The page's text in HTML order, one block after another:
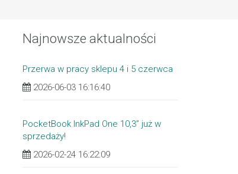
Najnowsze aktualności
Przerwa w pracy sklepu 4 i 5 czerwca
2026-06-03 16:16:40
PocketBook InkPad One 10,3” już w
sprzedaży!
2026-02-24 16:22:09